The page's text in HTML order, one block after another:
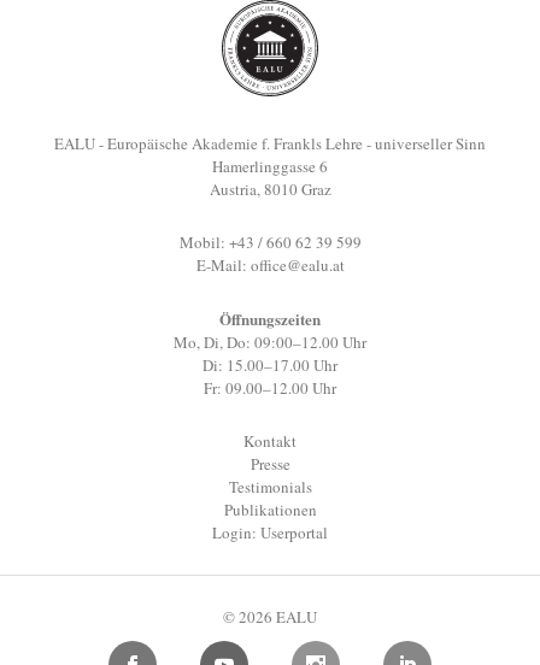
EALU - Europäische Akademie f. Frankls Lehre - universeller Sinn
Hamerlinggasse 6
Austria, 8010 Graz
Mobil: +43 / 660 62 39 599
E-Mail: office@ealu.at
Öffnungszeiten
Mo, Di, Do: 09:00–12.00 Uhr
Di: 15.00–17.00 Uhr
Fr: 09.00–12.00 Uhr
Kontakt
Presse
Testimonials
Publikationen
Login: Userportal
© 2026 EALU